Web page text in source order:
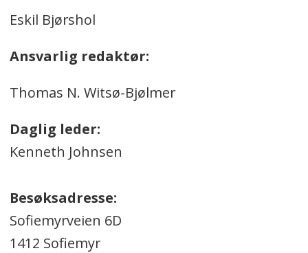
Eskil Bjørshol
Ansvarlig redaktør:
Thomas N. Witsø-Bjølmer
Daglig leder:
Kenneth Johnsen
Besøksadresse:
Sofiemyrveien 6D
1412 Sofiemyr